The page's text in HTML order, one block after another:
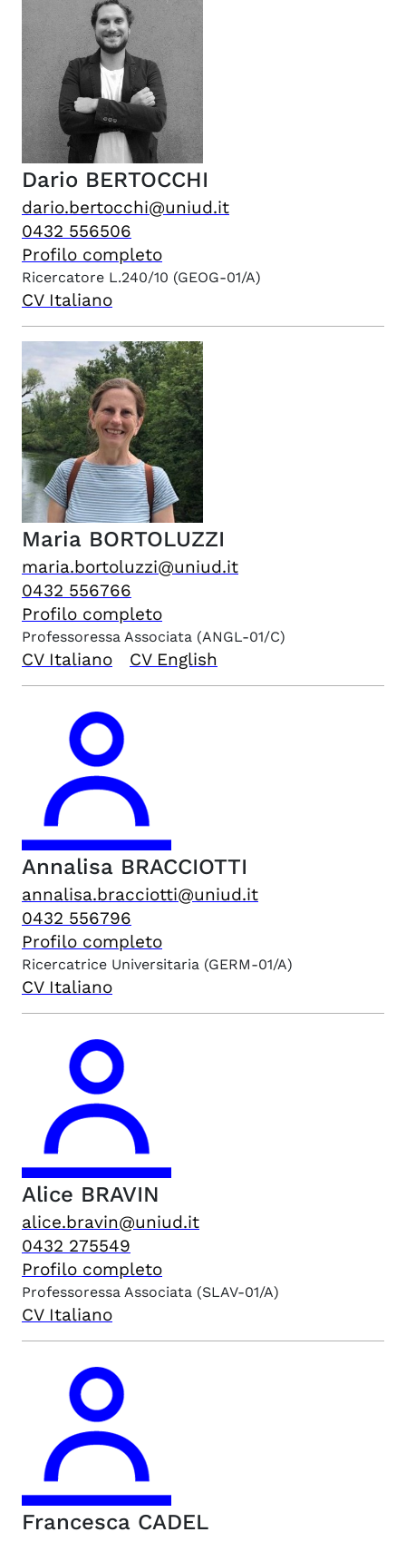
Dario BERTOCCHI
dario.bertocchi@uniud.it
0432 556506
Profilo completo
Ricercatore L.240/10 (GEOG-01/A)
CV Italiano
Maria BORTOLUZZI
maria.bortoluzzi@uniud.it
0432 556766
Profilo completo
Professoressa Associata (ANGL-01/C)
CV Italiano CV English
Annalisa BRACCIOTTI
annalisa.bracciotti@uniud.it
0432 556796
Profilo completo
Ricercatrice Universitaria (GERM-01/A)
CV Italiano
Alice BRAVIN
alice.bravin@uniud.it
0432 275549
Profilo completo
Professoressa Associata (SLAV-01/A)
CV Italiano
Francesca CADEL